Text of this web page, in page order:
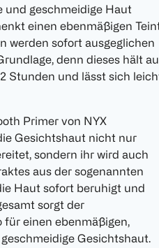
und geschmeidige Haut
einen ebenmäßigen
werden sofort ausgeglichen
denn dieses hält
Stunden und lässt sich
Primer von NYX
Gesichtshaut nicht nur
sondern ihr wird auch
aus der sogenannten
Haut sofort beruhigt und
sorgt der
für einen ebenmäßigen,
Gesichtshaut.